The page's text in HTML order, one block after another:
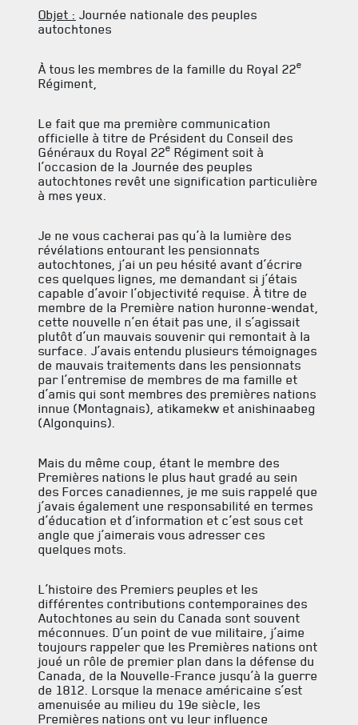
HÉBERGEMENT
MESS ET CUISINE
MUSÉE
RÉSIDENCE DU GOUVERNEUR GÉNÉRAL
Objet : Journée nationale des peuples
autochtones
À tous les membres de la famille du Royal 22e
Régiment,
Le fait que ma première communication
officielle à titre de Président du Conseil des
Généraux du Royal 22e Régiment soit à
l’occasion de la Journée des peuples
autochtones revêt une signification particulière
à mes yeux.
Je ne vous cacherai pas qu’à la lumière des
révélations entourant les pensionnats
autochtones, j’ai un peu hésité avant d’écrire
ces quelques lignes, me demandant si j’étais
capable d’avoir l’objectivité requise. À titre de
membre de la Première nation huronne-wendat,
cette nouvelle n’en était pas une, il s’agissait
plutôt d’un mauvais souvenir qui remontait à la
surface. J’avais entendu plusieurs témoignages
de mauvais traitements dans les pensionnats
par l’entremise de membres de ma famille et
d’amis qui sont membres des premières nations
innue (Montagnais), atikamekw et anishinaabeg
(Algonquins).
Mais du même coup, étant le membre des
Premières nations le plus haut gradé au sein
des Forces canadiennes, je me suis rappelé que
j’avais également une responsabilité en termes
d’éducation et d’information et c’est sous cet
angle que j’aimerais vous adresser ces
quelques mots.
L’histoire des Premiers peuples et les
différentes contributions contemporaines des
Autochtones au sein du Canada sont souvent
méconnues. D’un point de vue militaire, j’aime
toujours rappeler que les Premières nations ont
joué un rôle de premier plan dans la défense du
Canada, de la Nouvelle-France jusqu’à la guerre
de 1812. Lorsque la menace américaine s’est
amenuisée au milieu du 19e siècle, les
Premières nations ont vu leur influence